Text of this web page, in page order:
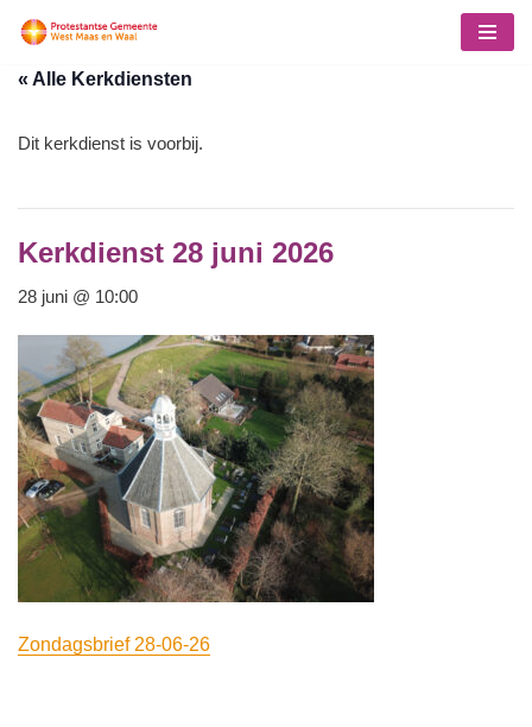
naar
inhoud
« Alle Kerkdiensten
Dit kerkdienst is voorbij.
Kerkdienst 28 juni 2026
28 juni @ 10:00
Zondagsbrief 28-06-26